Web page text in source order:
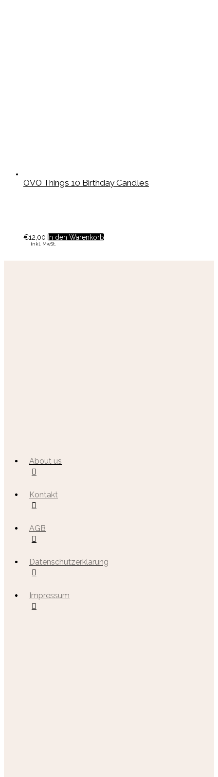
OVO Things 10 Birthday Candles
€12,00 In den Warenkorb
inkl. MwSt.
About us
Kontakt
AGB
Datenschutzerklärung
Impressum